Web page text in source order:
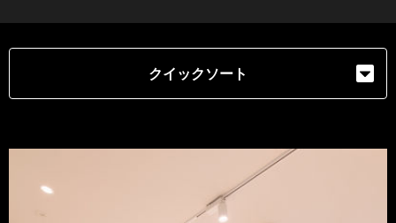
クイックソート